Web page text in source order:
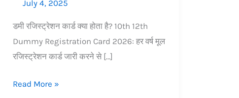
July 4, 2025
डमी रजिस्ट्रेशन कार्ड क्या होता है? 10th 12th
Dummy Registration Card 2026: हर वर्ष मूल
रजिस्ट्रेशन कार्ड जारी करने से […]
Read More »